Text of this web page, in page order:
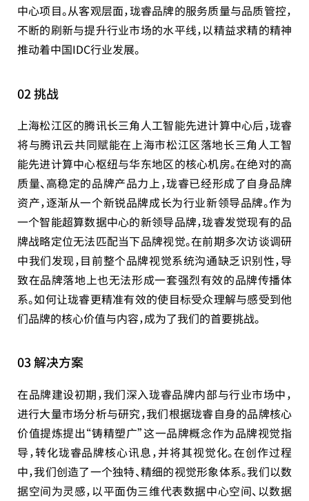
中心项目。从客观层面，珑睿品牌的服务质量与品质管控，
不断的刷新与提升行业市场的水平线，以精益求精的精神
推动着中国IDC行业发展。
02 挑战
上海松江区的腾讯长三角人工智能先进计算中心后，珑睿
将与腾讯云共同赋能在上海市松江区落地长三角人工智
能先进计算中心枢纽与华东地区的核心机房。在绝对的高
质量、高稳定的品牌产品力上，珑睿已经形成了自身品牌
资产，逐渐从一个新锐品牌成长为行业新领导品牌。作为
一个智能超算数据中心的新领导品牌，珑睿发觉现有的品
牌战略定位无法匹配当下品牌视觉。在前期多次访谈调研
中我们发现，目前整个品牌视觉系统沟通缺乏识别性，导
致在品牌落地上也无法形成一套强烈有效的品牌传播体
系。如何让珑睿更精准有效的使目标受众理解与感受到他
们品牌的核心价值与内容，成为了我们的首要挑战。
03 解决方案
在品牌建设初期，我们深入珑睿品牌内部与行业市场中，
进行大量市场分析与研究，我们根据珑睿自身的品牌核心
价值提炼提出“铸精塑广”这一品牌概念作为品牌视觉指
导，转化珑睿品牌核心讯息，并将其视觉化。在创作过程
中，我们创造了一个独特、精细的视觉形象体系。我们以数
据空间为灵感，以平面伪三维代表数据中心空间、以数据